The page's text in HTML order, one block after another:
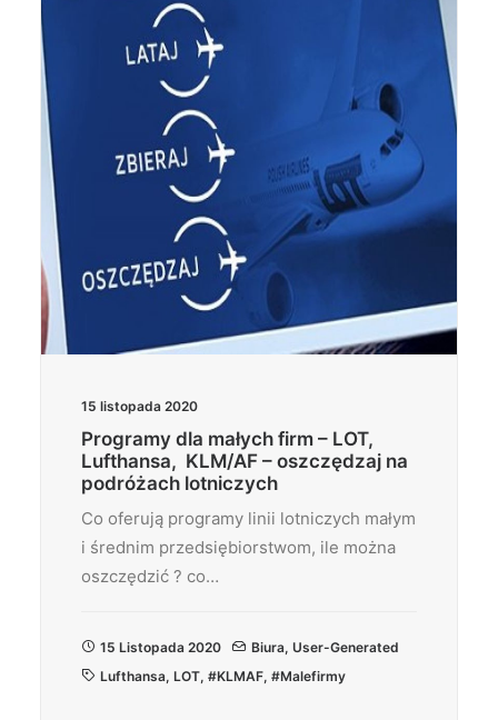
Wyszukiwanie
15 listopada 2020
Programy dla małych firm – LOT,
Lufthansa, KLM/AF – oszczędzaj na
podróżach lotniczych
Co oferują programy linii lotniczych małym
i średnim przedsiębiorstwom, ile można
oszczędzić ? co…
15 Listopada 2020 Biura, User-Generated
Lufthansa, LOT, #KLMAF, #malefirmy